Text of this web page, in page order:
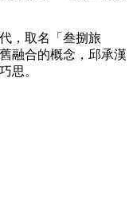
，取名「叁捌旅
融合的概念，邱承漢
思。